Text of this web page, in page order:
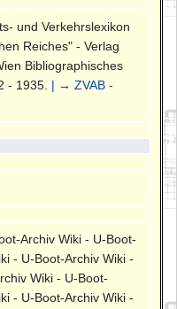
und Verkehrslexikon
Reiches" - Verlag
Bibliographisches
- 1935. | → ZVAB -
Archiv Wiki - U-Boot-
- U-Boot-Archiv Wiki -
Wiki - U-Boot-
- U-Boot-Archiv Wiki -